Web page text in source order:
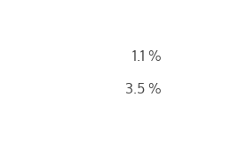
1.1 %
3.5 %